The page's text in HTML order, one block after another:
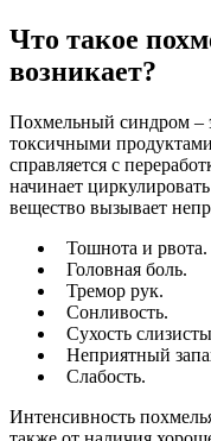
Что такое
возникает?
Похмельный синдром –
токсичными
справляется с
начинает
вещество вызывает
Тошнота и рвота.
Головная боль.
Тремор рук.
Сонливость.
Сухость
Неприятный
Слабость.
Интенсивность